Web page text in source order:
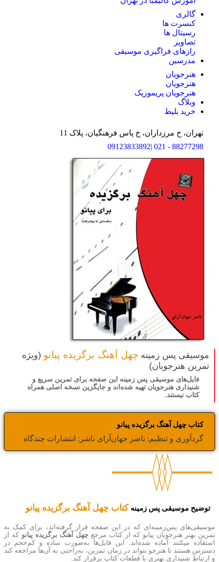
گالری
کنسرت ها
رسیتال ها
تصاویر
رازهای فراگیری موسیقی
مدرسین
هنرجویان
هنرجویان
هنرجویان پریموزیک
وبلاگ
خرید بلیط
تهران، خ مرزداران، خ پاس فرهنگیان، پلاک 11
88277298 - 021 |09123833892
موسیقی پس زمینه چهل آهنگ برگزیده پیانو (ویژه
تمرین هنرجویان)
فایل‌های موسیقی پس زمینه این صفحه برای تمرین سریع و
شنیداری هنرجویان تهیه شده‌اند و جایگزین نسخه اصلی همراه
کتاب نیستند.
کتاب چهل آهنگ برگزیده پیانو
گردآوری و تنظیم: ناصر جهان‌آرای ناشر: انتشارات چندگاه
توضیح موسیقی پس‌ زمینه کتاب چهل آهنگ برگزیده پیانو
موسیقی‌های پس‌زمینه‌ای که در این صفحه قرار گرفته‌اند، برای کمک به
تمرین بهتر هنرجویان پیانو که از کتاب مرجع چهل آهنگ برگزیده پیانو که از
استفاده میکنند آماده شده‌اند. این فایل‌ها به‌صورت ساده و کم‌حجم در
دسترس هستند تا هنرجو بتواند در زمان تمرین، به‌راحتی به آن‌ها مراجعه کند
و ارتباط شنیداری بهتری با قطعات کتاب برقرار کند.